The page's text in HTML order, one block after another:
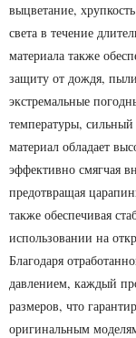
выцветание,
света в течение
материала также
защиту от дождя,
экстремальные
температуры,
материал обладает
эффективно смягчая
предотвращая
также обеспечивая
использовании на
Благодаря
давлением, каждый
размеров, что
оригинальным